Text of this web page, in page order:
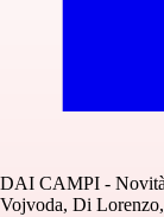
DAI CAMPI -
Vojvoda, Di